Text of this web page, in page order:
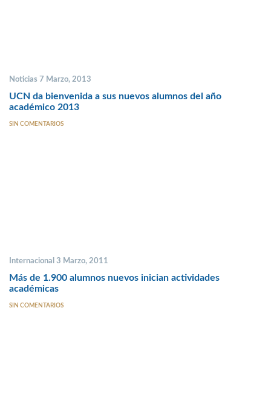
Noticias 7 Marzo, 2013
UCN da bienvenida a sus nuevos alumnos del año
académico 2013
SIN COMENTARIOS
Internacional 3 Marzo, 2011
Más de 1.900 alumnos nuevos inician actividades
académicas
SIN COMENTARIOS